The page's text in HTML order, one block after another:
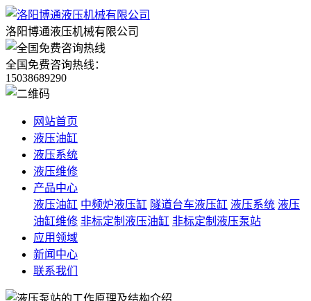
洛阳博通液压机械有限公司
全国免费咨询热线：
15038689290
网站首页
液压油缸
液压系统
液压维修
产品中心
液压油缸 中频炉液压缸 隧道台车液压缸 液压系统 液压
油缸维修 非标定制液压油缸 非标定制液压泵站
应用领域
新闻中心
联系我们